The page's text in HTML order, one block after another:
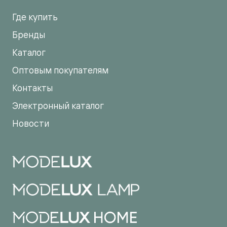
Где купить
Бренды
Каталог
Оптовым покупателям
Контакты
Электронный каталог
Новости